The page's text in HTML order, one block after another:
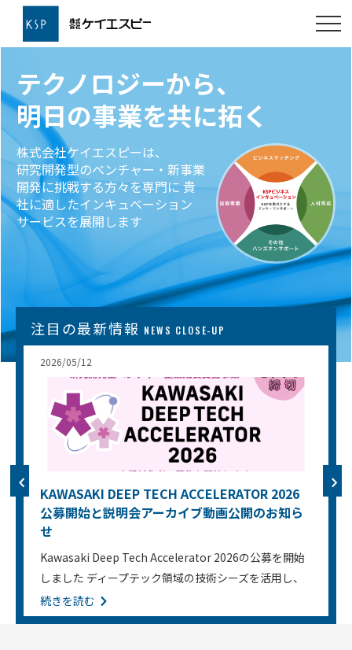
ジョ
ン
会
概
グ
ロー
バル
テクノロジーから、
明日の事業を共に拓く
株式会社ケイエスピーは、
研究開発型のベンチャー・新事業開発に挑戦する方々を
専門に貴社に適したインキュベーションサービスを展開
します
テクノロジーから、
明日の事業を共に拓く
株式会社ケイエスピーは、
研究開発型のベンチャー・新事業
開発に挑戦する方々を専門に貴
社に適したインキュベーション
サービスを展開します
注目の最新情報 NEWS CLOSE-UP
2026/05/12
KAWASAKI DEEP TECH ACCELERATOR 2026
公募開始と説明会アーカイブ動画公開のお知ら
せ
Kawasaki Deep Tech Accelerator 2026の公募を開始
しました ディープテック領域の技術シーズを活用し、
新規事業の創出・事業化を目指す方を対象としたアク
セラレーションプログラムです。支援対象：技術シー
続きを読む